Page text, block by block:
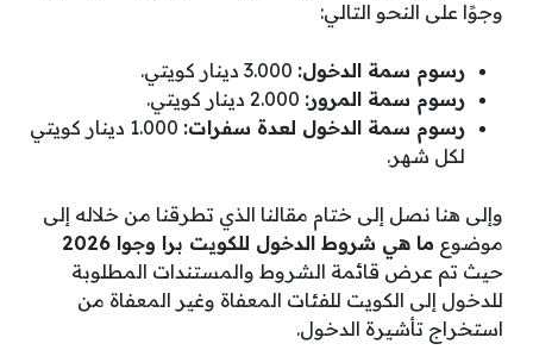
وجوًا على النحو التالي:
رسوم سمة الدخول:
رسوم سمة المرور:
رسوم سمة الدخول لعدة سفرات:
1.000 دينار كويتي
لكل شهر.
وإلى هنا نصل إلى ختام مقالنا الذي تطرقنا من خلاله إلى
موضوع ما هي شروط الدخول للكويت برا وجوا 2026
حيث تم عرض قائمة الشروط والمستندات المطلوبة
للدخول إلى الكويت للفئات المعفاة وغير المعفاة من
استخراج تأشيرة الدخول.